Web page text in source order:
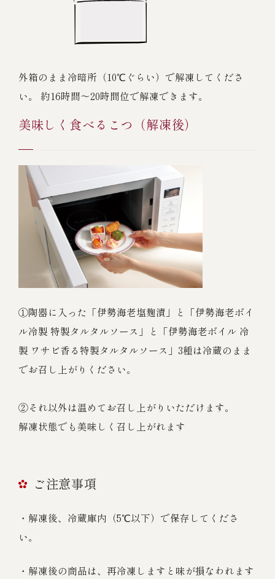
外箱のまま冷暗所（10℃ぐらい）で解凍してくださ
い。 約16時間～20時間位で解凍できます。
美味しく食べるこつ（解凍後）
①陶器に入った「伊勢海老塩麹漬」と「伊勢海老ボイ
ル冷製 特製タルタルソース」と「伊勢海老ボイル 冷
製 ワサビ香る特製タルタルソース」3種は冷蔵のまま
でお召し上がりください。
②それ以外は温めてお召し上がりいただけます。
解凍状態でも美味しく召し上がれます
ご注意事項
・解凍後、冷蔵庫内（5℃以下）で保存してくださ
い。
・解凍後の商品は、再冷凍しますと味が損なわれます